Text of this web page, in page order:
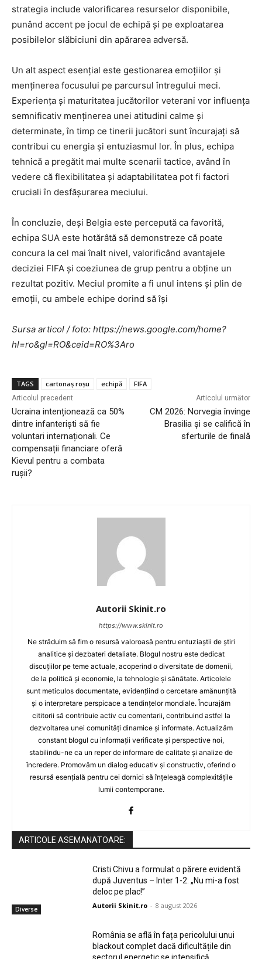
strategia include valorificarea resurselor disponibile,
punând accent pe jocul de echipă și pe exploatarea
posibilelor slăbiciuni din apărarea adversă.
Un alt aspect esențial este gestionarea emoțiilor și
menținerea focusului pe parcursul întregului meci.
Experiența și maturitatea jucătorilor veterani vor influența
semnificativ menținerea unei atitudini calme și
determinate, în timp ce tinerii jucători sunt încurajați să
contribui cu energia și entuziasmul lor. În plus, echipa
tehnică a pregătit mai multe scenarii tactice, având în
vedere că flexibilitatea și adaptabilitatea pot fi factori
cruciali în desfășurarea meciului.
În concluzie, deși Belgia este percepută ca favorită,
echipa SUA este hotărâtă să demonstreze că poate
concura la cel mai înalt nivel, valorificând avantajele
deciziei FIFA și coeziunea de grup pentru a obține un
rezultat pozitiv. Meciul promite a fi unul intens și plin de
emoții, cu ambele echipe dorind să își
Sursa articol / foto: https://news.google.com/home?
hl=ro&gl=RO&ceid=RO%3Aro
TAGS cartonaș roșu echipă FIFA
Articolul precedent
Ucraina intenționează ca 50%
dintre infanteriști să fie
voluntari internaționali. Ce
compensații financiare oferă
Kievul pentru a combata
rușii?
Articolul următor
CM 2026: Norvegia învinge
Brasilia și se califică în
sferturile de finală
Autorii Skinit.ro
https://www.skinit.ro
Ne străduim să fim o resursă valoroasă pentru entuziaștii de știri
analitice și dezbateri detaliate. Blogul nostru este dedicat
discuțiilor pe teme actuale, acoperind o diversitate de domenii,
de la politică și economie, la tehnologie și sănătate. Articolele
sunt meticulos documentate, evidențiind o cercetare amănunțită
și o interpretare perspicace a tendințelor mondiale. Încurajăm
cititorii să contribuie activ cu comentarii, contribuind astfel la
dezvoltarea unei comunități dinamice și informate. Actualizăm
constant blogul cu informații verificate și perspective noi,
stabilindu-ne ca un reper de informare de calitate și analize de
încredere. Promovăm un dialog educativ și constructiv, oferind o
resursă esențială pentru cei dornici să înțeleagă complexitățile
lumii contemporane.
ARTICOLE ASEMANATOARE:
Diverse
Cristi Chivu a formulat o părere evidentă
după Juventus – Inter 1-2: „Nu mi-a fost
deloc pe plac!”
Autorii Skinit.ro - 8 august 2026
România se află în fața pericolului unui
blackout complet dacă dificultățile din
sectorul energetic se intensifică.